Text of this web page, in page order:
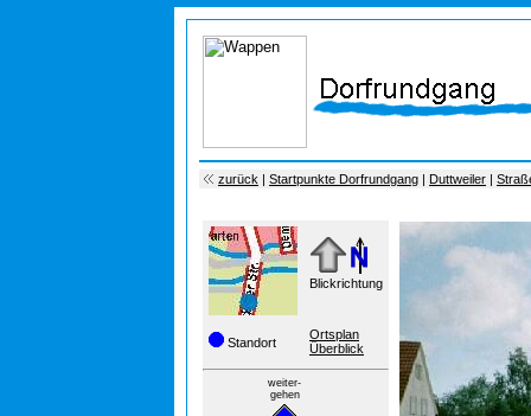
zurück Startpunkte Dorfrundgang Duttweiler
Blickrichtung
Standort
Ortsplan
Überblick
weiter-
gehen